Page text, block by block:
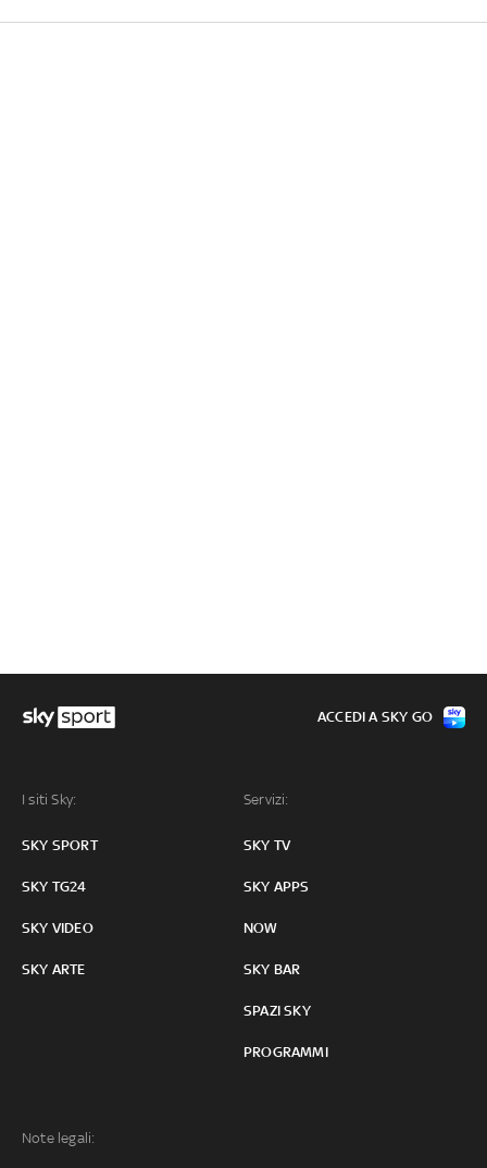
I siti Sky:
SKY SPORT
SKY TG24
SKY VIDEO
SKY ARTE
Servizi:
SKY TV
SKY APPS
NOW
SKY BAR
SPAZI SKY
PROGRAMMI
Note legali:
ACCEDI A SKY GO